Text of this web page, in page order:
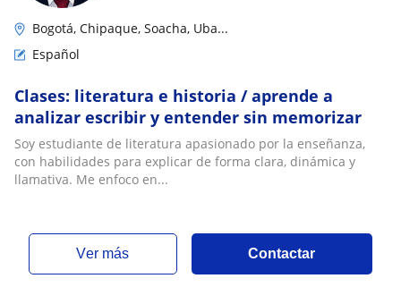
Bogotá, Chipaque, Soacha, Uba...
Español
Clases: literatura e historia / aprende a
analizar escribir y entender sin memorizar
Soy estudiante de literatura apasionado por la enseñanza,
con habilidades para explicar de forma clara, dinámica y
llamativa. Me enfoco en...
ver más Contactar